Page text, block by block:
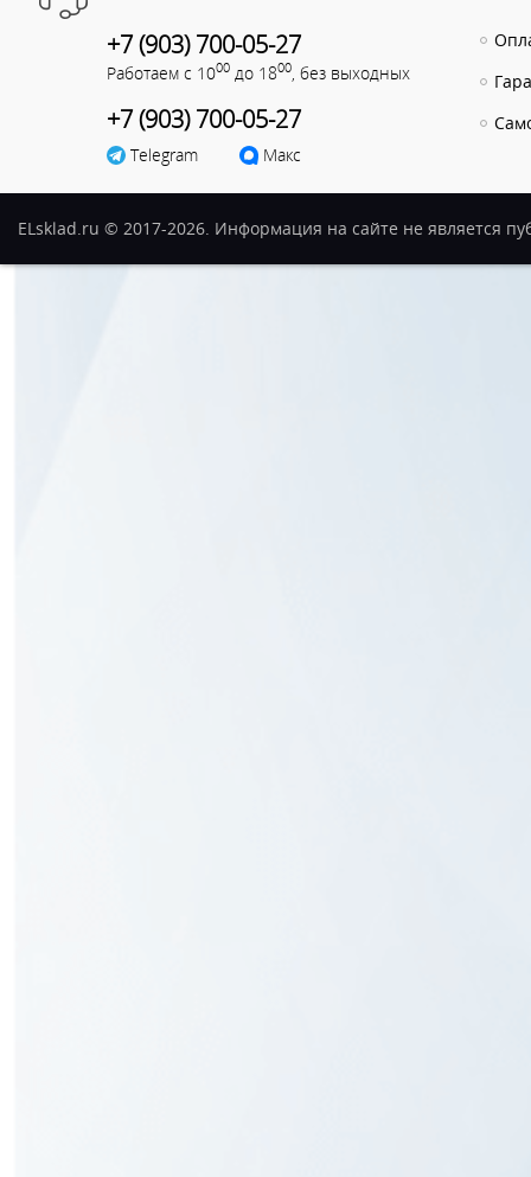
+7 (903) 700-05-27
Работаем с 1000 до 1800 , без выходных
+7 (903) 700-05-27
Telegram Макс
ELsklad.ru © 2017-2026. Информация на сайте не является